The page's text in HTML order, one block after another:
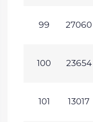
99 27060
100 23654
101 13017